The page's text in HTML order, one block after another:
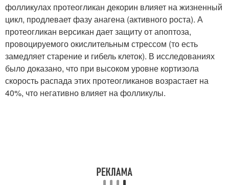
фолликулах протеогликан декорин влияет на жизненный
цикл, продлевает фазу анагена (активного роста). А
протеогликан версикан дает защиту от апоптоза,
провоцируемого окислительным стрессом (то есть
замедляет старение и гибель клеток). В исследованиях
было доказано, что при высоком уровне кортизола
скорость распада этих протеогликанов возрастает на
40%, что негативно влияет на фолликулы.